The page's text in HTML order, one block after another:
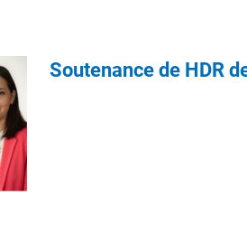
Soutenance de HDR